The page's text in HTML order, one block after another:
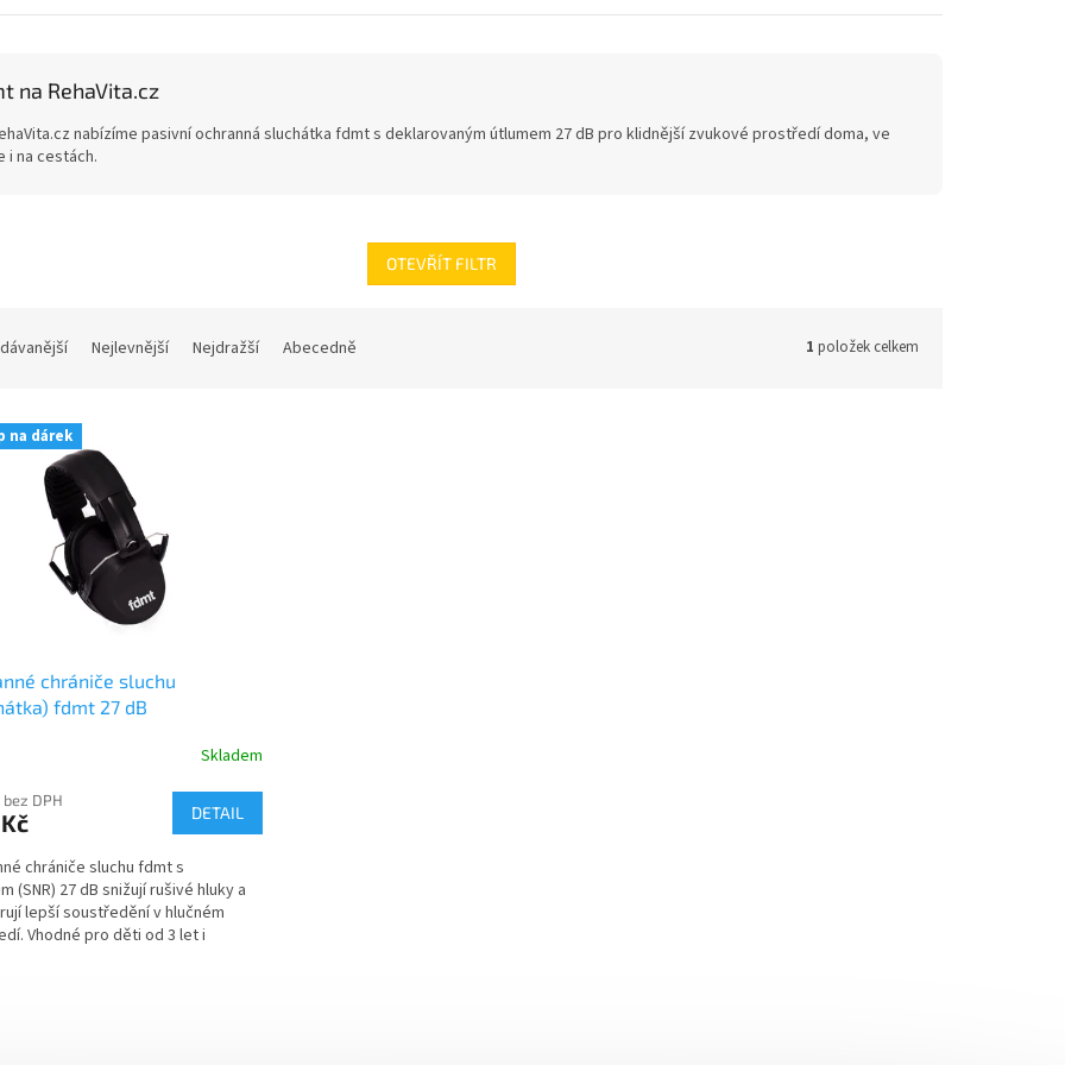
na RehaVita.cz
nabízíme pasivní ochranná sluchátka fdmt s deklarovaným útlumem 27 dB pro klidnější zvukové prostředí doma, ve
i na cestách.
OTEVŘÍT FILTR
Nejlevnější Nejdražší Abecedně 1 položek celkem
na dárek
chrániče sluchu
fdmt 27 dB
Skladem
DPH
DETAIL
chrániče sluchu fdmt s
(SNR) 27 dB snižují rušivé hluky a
lepší soustředění v hlučném
Vhodné pro děti od 3 let i